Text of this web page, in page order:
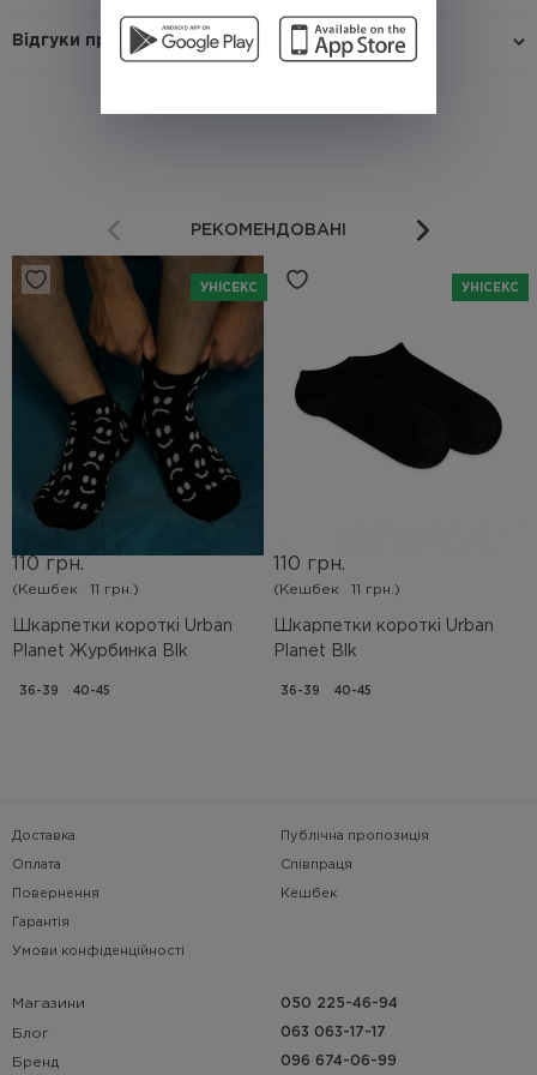
Відгуки про товар
РЕКОМЕНДОВАНІ
УНІСЕКС
Шкарпетки короткі Urban
Planet Журбинка Blk
110 грн.
(Кешбек 11 грн.)
36-39 40-45
УНІСЕКС
Шкарпетки короткі Urban
Planet Blk
110 грн.
(Кешбек 11 грн.)
36-39 40-45
Доставка
Оплата
Повернення
Гарантія
Умови конфіденційності
Публічна пропозиція
Співпраця
Кешбек
Магазини
Блог
Бренд
050 225-46-94
063 063-17-17
096 674-06-99